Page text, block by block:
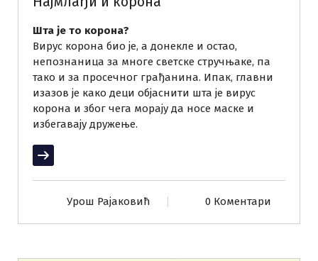
Шта је то корона?
Вирус корона био је, а донекле и остао,
непознаница за многе светске стручњаке, па
тако и за просечног грађанина. Ипак, главни
изазов је како деци објаснити шта је вирус
корона и због чега морају да носе маске и
избегавају дружење.
Прочитај више
Урош Рајаковић 0 Коментари